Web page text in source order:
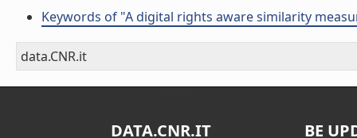
Keywords of "A digital rights aware similarity
data.CNR.it
DATA.CNR.IT BE